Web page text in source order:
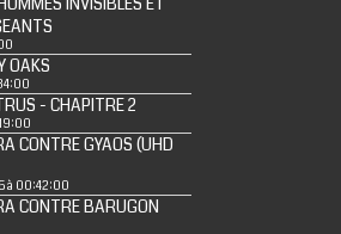
OAKS
- CHAPITRE 2
CONTRE GYAOS (UHD
à 00:42:00
CONTRE BARUGON